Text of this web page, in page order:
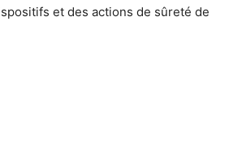
et des actions de sûreté de